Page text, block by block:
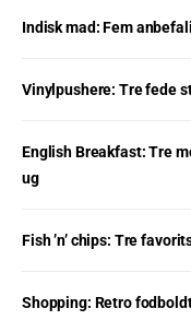
Indisk mad: Fem
Vinylpushere: Tre fede
English Breakfast: Tre
ug
Fish ’n’ chips: Tre
Shopping: Retro